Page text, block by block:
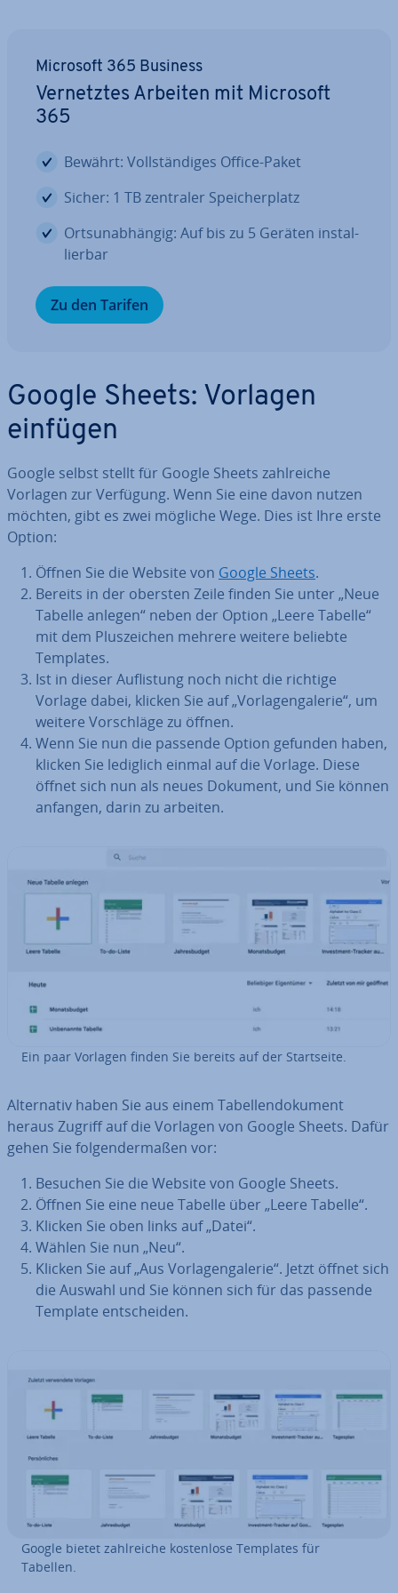
Microsoft 365 Business
Ver­netz­tes Arbeiten mit Microsoft
365
Bewährt: Voll­stän­di­ges Office-Paket
Sicher: 1 TB zentraler Spei­cher­platz
Orts­un­ab­hän­gig: Auf bis zu 5 Geräten in­stal­
lier­bar
Zu den Tarifen
Google Sheets: Vorlagen
einfügen
Google selbst stellt für Google Sheets zahl­rei­che
Vorlagen zur Verfügung. Wenn Sie eine davon nutzen
möchten, gibt es zwei mögliche Wege. Dies ist Ihre erste
Option:
Öffnen Sie die Website von Google Sheets.
Bereits in der obersten Zeile finden Sie unter „Neue
Tabelle anlegen“ neben der Option „Leere Tabelle“
mit dem Plus­zei­chen mehrere weitere beliebte
Templates.
Ist in dieser Auf­lis­tung noch nicht die richtige
Vorlage dabei, klicken Sie auf „Vor­la­gen­ga­le­rie“, um
weitere Vor­schlä­ge zu öffnen.
Wenn Sie nun die passende Option gefunden haben,
klicken Sie lediglich einmal auf die Vorlage. Diese
öffnet sich nun als neues Dokument, und Sie können
anfangen, darin zu arbeiten.
Ein paar Vorlagen finden Sie bereits auf der Start­sei­te.
Al­ter­na­tiv haben Sie aus einem Ta­bel­len­do­ku­ment
heraus Zugriff auf die Vorlagen von Google Sheets. Dafür
gehen Sie fol­gen­der­ma­ßen vor:
Besuchen Sie die Website von Google Sheets.
Öffnen Sie eine neue Tabelle über „Leere Tabelle“.
Klicken Sie oben links auf „Datei“.
Wählen Sie nun „Neu“.
Klicken Sie auf „Aus Vor­la­gen­ga­le­rie“. Jetzt öffnet sich
die Auswahl und Sie können sich für das passende
Template ent­schei­den.
Google bietet zahl­rei­che kos­ten­lo­se Templates für
Tabellen.